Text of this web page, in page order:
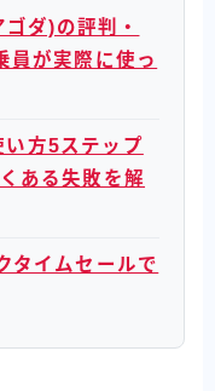
ダ)の評判・
員が実際に使っ
い方5ステップ
ある失敗を解
タイムセールで